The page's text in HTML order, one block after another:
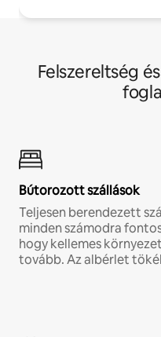
Felszereltség
Bútorozott szállások
Teljesen berendezett
minden számodra
hogy kellemes
tovább. Az albérlet